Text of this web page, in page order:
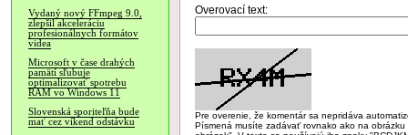
Vydaný nový FFmpeg 9.0,
zlepšil akceleráciu
profesionálnych formátov
videa
Microsoft v čase drahých
pamätí sľubuje
optimalizovať spotrebu
RAM vo Windows 11
Slovenská sporiteľňa bude
mať cez víkend odstávku
Overovací text:
Pre overenie, že komentár sa nepridáva
Písmená musíte zadávať rovnako ako na